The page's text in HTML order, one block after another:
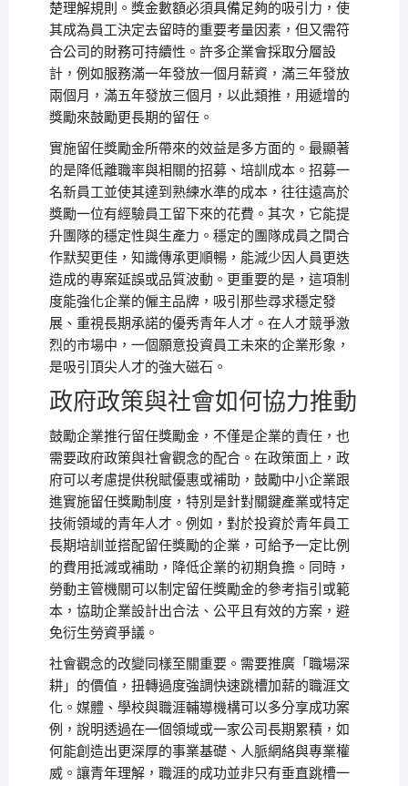
楚理解規則。獎金數額必須具備足夠的吸引力，使
其成為員工決定去留時的重要考量因素，但又需符
合公司的財務可持續性。許多企業會採取分層設
計，例如服務滿一年發放一個月薪資，滿三年發放
兩個月，滿五年發放三個月，以此類推，用遞增的
獎勵來鼓勵更長期的留任。
實施留任獎勵金所帶來的效益是多方面的。最顯著
的是降低離職率與相關的招募、培訓成本。招募一
名新員工並使其達到熟練水準的成本，往往遠高於
獎勵一位有經驗員工留下來的花費。其次，它能提
升團隊的穩定性與生產力。穩定的團隊成員之間合
作默契更佳，知識傳承更順暢，能減少因人員更迭
造成的專案延誤或品質波動。更重要的是，這項制
度能強化企業的僱主品牌，吸引那些尋求穩定發
展、重視長期承諾的優秀青年人才。在人才競爭激
烈的市場中，一個願意投資員工未來的企業形象，
是吸引頂尖人才的強大磁石。
政府政策與社會如何協力推動
鼓勵企業推行留任獎勵金，不僅是企業的責任，也
需要政府政策與社會觀念的配合。在政策面上，政
府可以考慮提供稅賦優惠或補助，鼓勵中小企業跟
進實施留任獎勵制度，特別是針對關鍵產業或特定
技術領域的青年人才。例如，對於投資於青年員工
長期培訓並搭配留任獎勵的企業，可給予一定比例
的費用抵減或補助，降低企業的初期負擔。同時，
勞動主管機關可以制定留任獎勵金的參考指引或範
本，協助企業設計出合法、公平且有效的方案，避
免衍生勞資爭議。
社會觀念的改變同樣至關重要。需要推廣「職場深
耕」的價值，扭轉過度強調快速跳槽加薪的職涯文
化。媒體、學校與職涯輔導機構可以多分享成功案
例，說明透過在一個領域或一家公司長期累積，如
何能創造出更深厚的事業基礎、人脈網絡與專業權
威。讓青年理解，職涯的成功並非只有垂直跳槽一